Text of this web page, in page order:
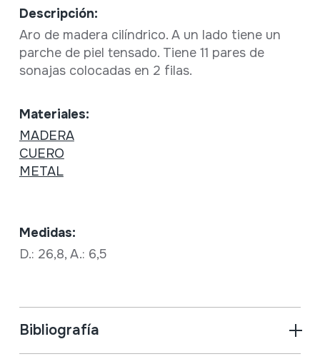
Descripción:
Aro de madera cilíndrico. A un lado tiene un
parche de piel tensado. Tiene 11 pares de
sonajas colocadas en 2 filas.
Materiales:
MADERA
CUERO
METAL
Medidas:
D.: 26,8, A.: 6,5
Bibliografía